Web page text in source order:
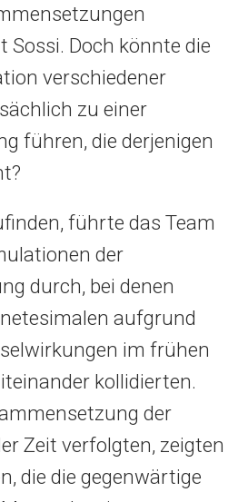
Sossi. Doch könnte die
verschiedener
zu einer
führen, die derjenigen
führte das Team
der
durch, bei denen
aufgrund
im frühen
kollidierten.
der
Zeit verfolgten, zeigten
die die gegenwärtige